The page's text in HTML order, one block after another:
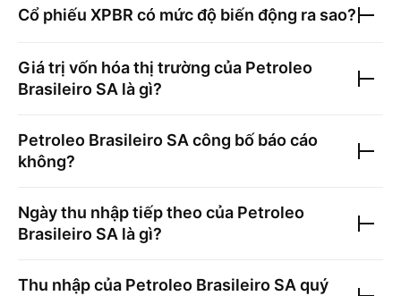
Cổ phiếu XPBR có mức độ biến động ra sao?
Giá trị vốn hóa thị trường của Petroleo
Brasileiro SA là gì?
Petroleo Brasileiro SA công bố báo cáo
không?
Ngày thu nhập tiếp theo của Petroleo
Brasileiro SA là gì?
Thu nhập của Petroleo Brasileiro SA quý